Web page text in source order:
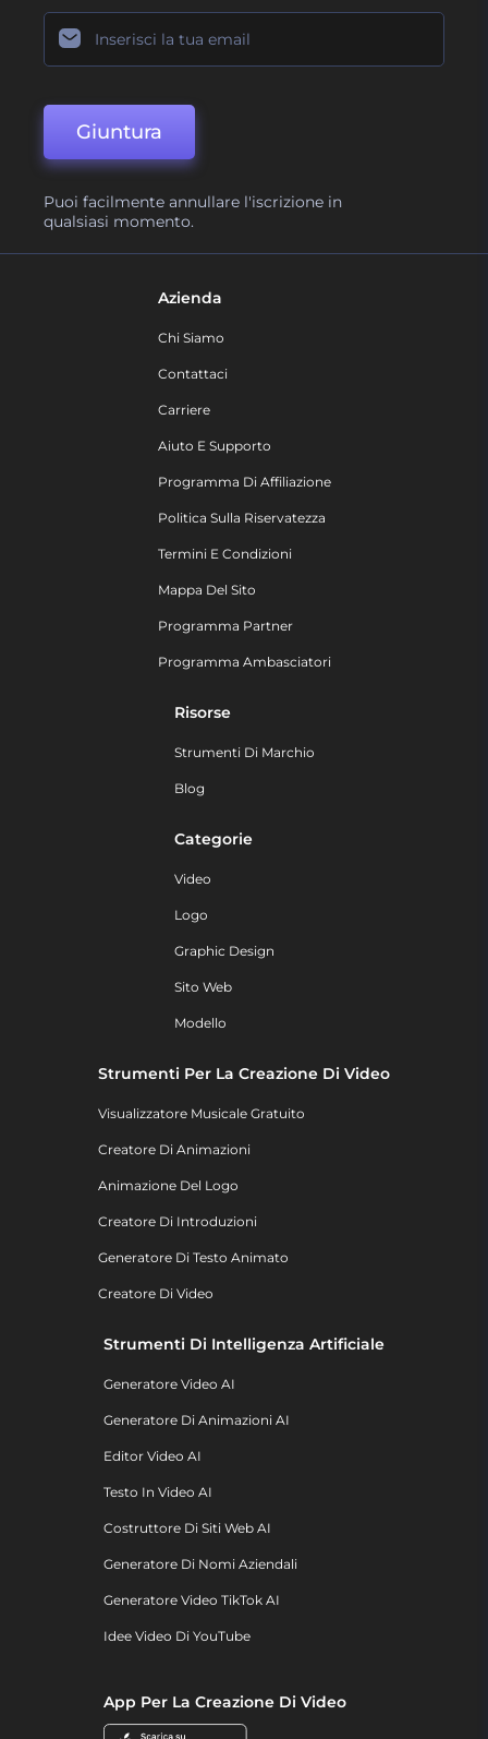
Giuntura
Puoi facilmente annullare l'iscrizione in
qualsiasi momento.
Azienda
Chi Siamo
Contattaci
Carriere
Aiuto E Supporto
Programma Di Affiliazione
Politica Sulla Riservatezza
Termini E Condizioni
Mappa Del Sito
Programma Partner
Programma Ambasciatori
Risorse
Strumenti Di Marchio
Blog
Categorie
Video
Logo
Graphic Design
Sito Web
Modello
Strumenti Per La Creazione Di Video
Visualizzatore Musicale Gratuito
Creatore Di Animazioni
Animazione Del Logo
Creatore Di Introduzioni
Generatore Di Testo Animato
Creatore Di Video
Strumenti Di Intelligenza Artificiale
Generatore Video AI
Generatore Di Animazioni AI
Editor Video AI
Testo In Video AI
Costruttore Di Siti Web AI
Generatore Di Nomi Aziendali
Generatore Video TikTok AI
Idee Video Di YouTube
App Per La Creazione Di Video